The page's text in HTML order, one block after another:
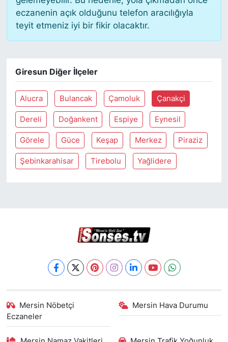
eczanenin açık olduğunu telefon aracılığıyla
teyit etmeniz iyi bir fikir olacaktır.
Giresun Diğer İlçeler
Alucra Bulancak Çamoluk Çanakçi
Dereli Doğankent Espiye Eynesil
Görele Güce Keşap Merkez Piraziz
Şebinkarahisar Tirebolu Yağlidere
Mersin Nöbetçi
Eczaneler
Mersin Hava Durumu